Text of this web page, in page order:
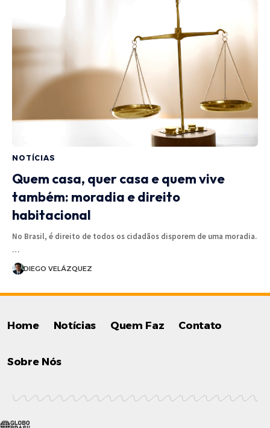
NOTÍCIAS
Quem casa, quer casa e quem vive
também: moradia e direito
habitacional
No Brasil, é direito de todos os cidadãos disporem de uma moradia.
…
DIEGO VELÁZQUEZ
Home Notícias Quem Faz Contato
Sobre Nós